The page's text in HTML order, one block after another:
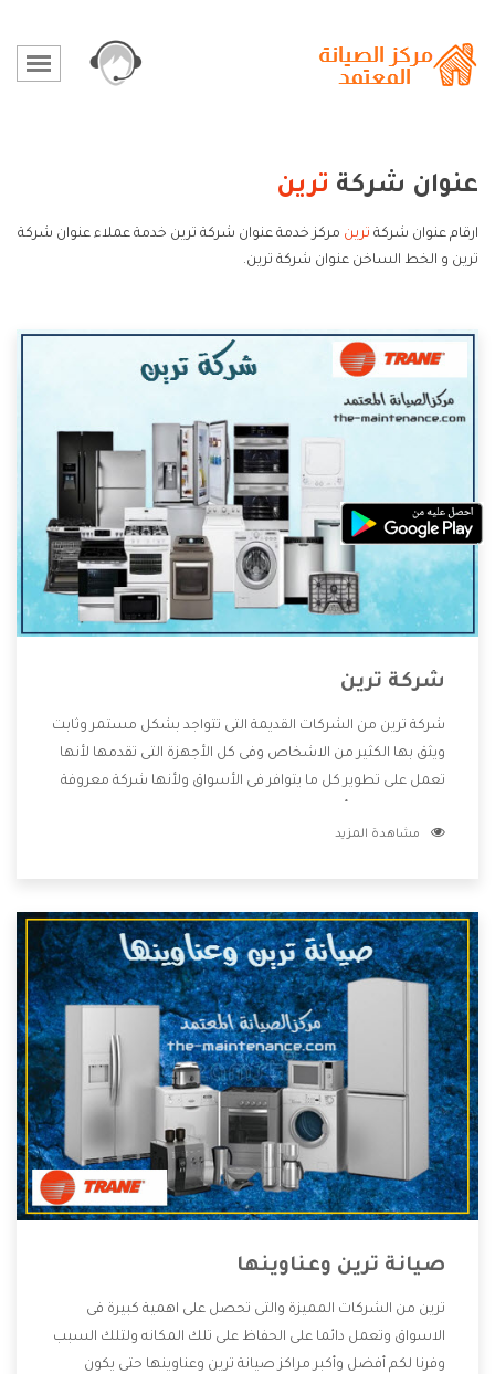
عنوان شركة ترين
ارقام عنوان شركة ترين مركز خدمة عنوان شركة ترين خدمة عملاء عنوان شركة
ترين و الخط الساخن عنوان شركة ترين.
شركة ترين
شركة ترين من الشركات القديمة التى تتواجد بشكل مستمر وثابت
ويثق بها الكثير من الاشخاص وفى كل الأجهزة التى تقدمها لأنها
تعمل على تطوير كل ما يتوافر فى الأسواق ولأنها شركة معروفة
للعملاء أقوى العروض والخصومات التى تسهل على المستهلك
مشاهدة المزيد
صيانة ترين وعناوينها
ترين من الشركات المميزة والتى تحصل على اهمية كبيرة فى
الاسواق وتعمل دائما على الحفاظ على تلك المكانه ولتلك السبب
وفرنا لكم أفضل وأكبر مراكز صيانة ترين وعناوينها حتى يكون